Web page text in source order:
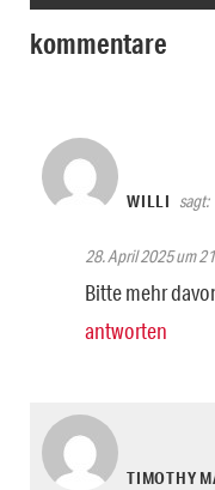
kommentare
WILLI sagt:
28. April 2025 um
Bitte mehr
antworten
TIMOTHY